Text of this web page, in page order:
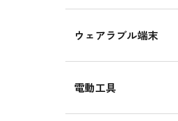
ウェアラブル端末
電動工具